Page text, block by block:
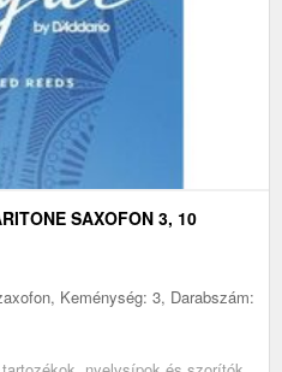
SAXOFON 3, 10
Keménység: 3, Darabszám: